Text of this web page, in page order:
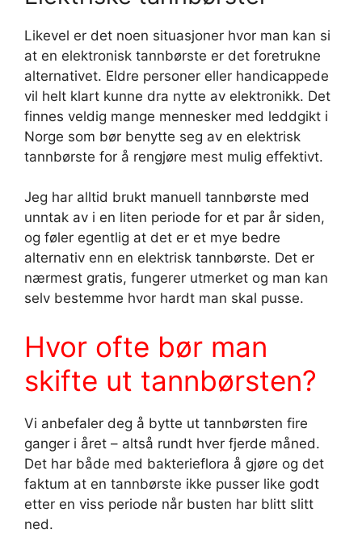
Likevel er det noen situasjoner hvor man kan si
at en elektronisk tannbørste er det foretrukne
alternativet. Eldre personer eller handicappede
vil helt klart kunne dra nytte av elektronikk. Det
finnes veldig mange mennesker med leddgikt i
Norge som bør benytte seg av en elektrisk
tannbørste for å rengjøre mest mulig effektivt.
Jeg har alltid brukt manuell tannbørste med
unntak av i en liten periode for et par år siden,
og føler egentlig at det er et mye bedre
alternativ enn en elektrisk tannbørste. Det er
nærmest gratis, fungerer utmerket og man kan
selv bestemme hvor hardt man skal pusse.
Hvor ofte bør man
skifte ut tannbørsten?
Vi anbefaler deg å bytte ut tannbørsten fire
ganger i året – altså rundt hver fjerde måned.
Det har både med bakterieflora å gjøre og det
faktum at en tannbørste ikke pusser like godt
etter en viss periode når busten har blitt slitt
ned.